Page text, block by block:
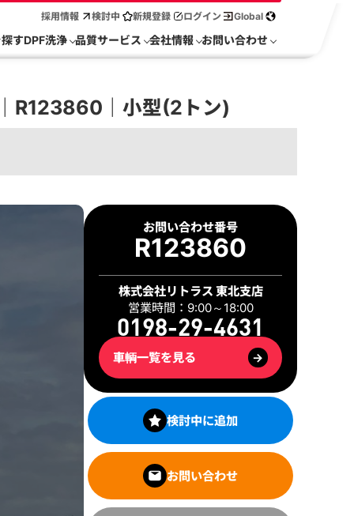
採用情報 検討中 新規登録 ログイン Global
すDPF洗浄 品質サービス 会社情報 お問い合わせ
R123860｜小型(2トン)
お問い合わせ番号
R123860
株式会社リトラス 東北支店
営業時間：9:00～18:00
0198-29-4631
車輌一覧を見る →
検討中に追加
お問い合わせ